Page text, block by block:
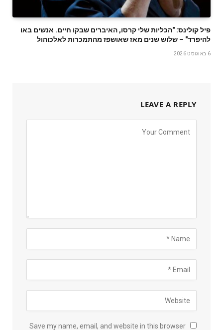
פיל קולינס: "הכליות שלי קרסו, האיברים שבקו חיים. אנשים באו
להיפרד" – שלוש שנים מאז שאושפז מהתמכרות לאלכוהול
6 באוגוסט 2026
LEAVE A REPLY
Save my name, email, and website in this browser